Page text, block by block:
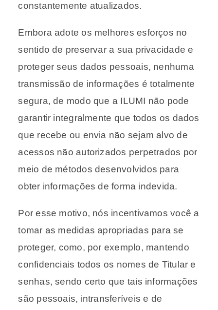
constantemente atualizados.
Embora adote os melhores esforços no
sentido de preservar a sua privacidade e
proteger seus dados pessoais, nenhuma
transmissão de informações é totalmente
segura, de modo que a ILUMI não pode
garantir integralmente que todos os dados
que recebe ou envia não sejam alvo de
acessos não autorizados perpetrados por
meio de métodos desenvolvidos para
obter informações de forma indevida.
Por esse motivo, nós incentivamos você a
tomar as medidas apropriadas para se
proteger, como, por exemplo, mantendo
confidenciais todos os nomes de Titular e
senhas, sendo certo que tais informações
são pessoais, intransferíveis e de